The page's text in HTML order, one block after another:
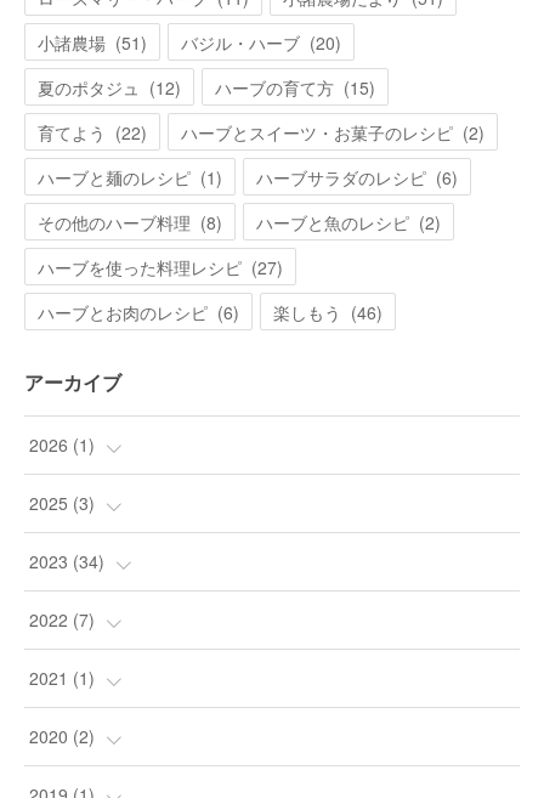
小諸農場 (51) バジル・ハーブ (20)
夏のポタジュ (12) ハーブの育て方 (15)
育てよう (22) ハーブとスイーツ・お菓子のレシピ (2)
ハーブと麺のレシピ (1) ハーブサラダのレシピ (6)
その他のハーブ料理 (8) ハーブと魚のレシピ (2)
ハーブを使った料理レシピ (27)
ハーブとお肉のレシピ (6) 楽しもう (46)
アーカイブ
2026 (1)
(1
2025 (3)
(3)
2023 (34)
(9
(24)
(1
2022 (7)
(1
(4
(1
2021 (1)
(1
2020 (2)
(2